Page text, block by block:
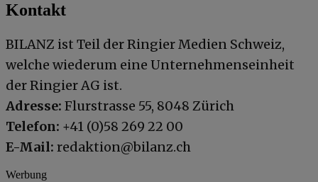
Kontakt
BILANZ ist Teil der Ringier Medien Schweiz,
welche wiederum eine Unternehmenseinheit
der Ringier AG ist.
Adresse: Flurstrasse 55, 8048 Zürich
Telefon: +41 (0)58 269 22 00
E-Mail: redaktion@bilanz.ch
Werbung